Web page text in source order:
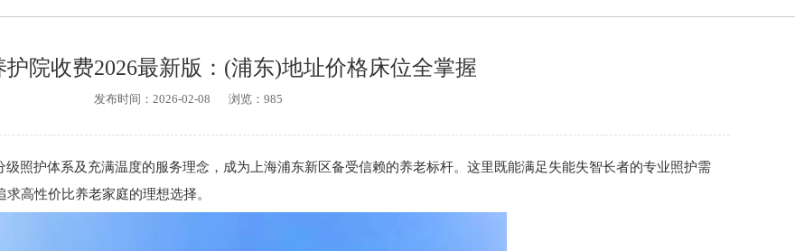
院收费2026最新版：(浦东)地址价格床位全掌握
发布时间：2026-02-08 浏览： 985
护体系及充满温度的服务理念，成为上海浦东新区备受信赖的养老标杆。这里既能满足失能失智长者的专业照护需
高性价比养老家庭的理想选择。